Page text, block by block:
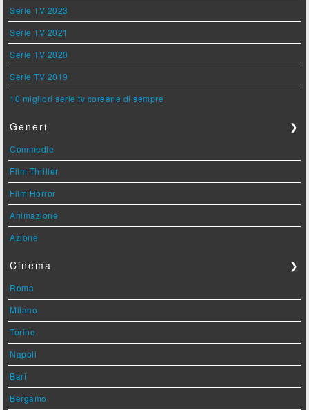
Serie TV 2023
Serie TV 2021
Serie TV 2020
Serie TV 2019
10 migliori serie tv coreane di sempre
Generi ❯
Commedie
Film Thriller
Film Horror
Animazione
Azione
Cinema ❯
Roma
Milano
Torino
Napoli
Bari
Bergamo